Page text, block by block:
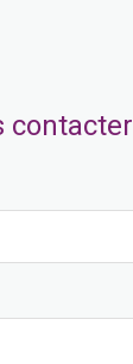
contacter